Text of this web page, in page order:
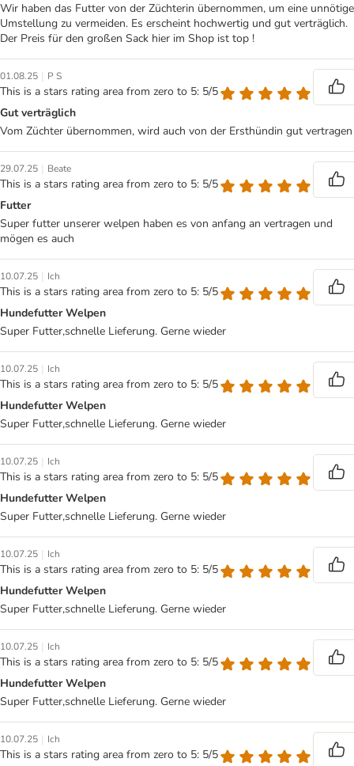
Wir haben das Futter von der Züchterin übernommen, um eine unnötige
Umstellung zu vermeiden. Es erscheint hochwertig und gut verträglich.
Der Preis für den großen Sack hier im Shop ist top !
01.08.25 | P S
This is a stars rating area from zero to 5: 5/5
Gut verträglich
Vom Züchter übernommen, wird auch von der Ersthündin gut vertragen
29.07.25 | Beate
This is a stars rating area from zero to 5: 5/5
Futter
Super futter unserer welpen haben es von anfang an vertragen und
mögen es auch
10.07.25 | Ich
This is a stars rating area from zero to 5: 5/5
Hundefutter Welpen
Super Futter,schnelle Lieferung. Gerne wieder
10.07.25 | Ich
This is a stars rating area from zero to 5: 5/5
Hundefutter Welpen
Super Futter,schnelle Lieferung. Gerne wieder
10.07.25 | Ich
This is a stars rating area from zero to 5: 5/5
Hundefutter Welpen
Super Futter,schnelle Lieferung. Gerne wieder
10.07.25 | Ich
This is a stars rating area from zero to 5: 5/5
Hundefutter Welpen
Super Futter,schnelle Lieferung. Gerne wieder
10.07.25 | Ich
This is a stars rating area from zero to 5: 5/5
Hundefutter Welpen
Super Futter,schnelle Lieferung. Gerne wieder
10.07.25 | Ich
This is a stars rating area from zero to 5: 5/5